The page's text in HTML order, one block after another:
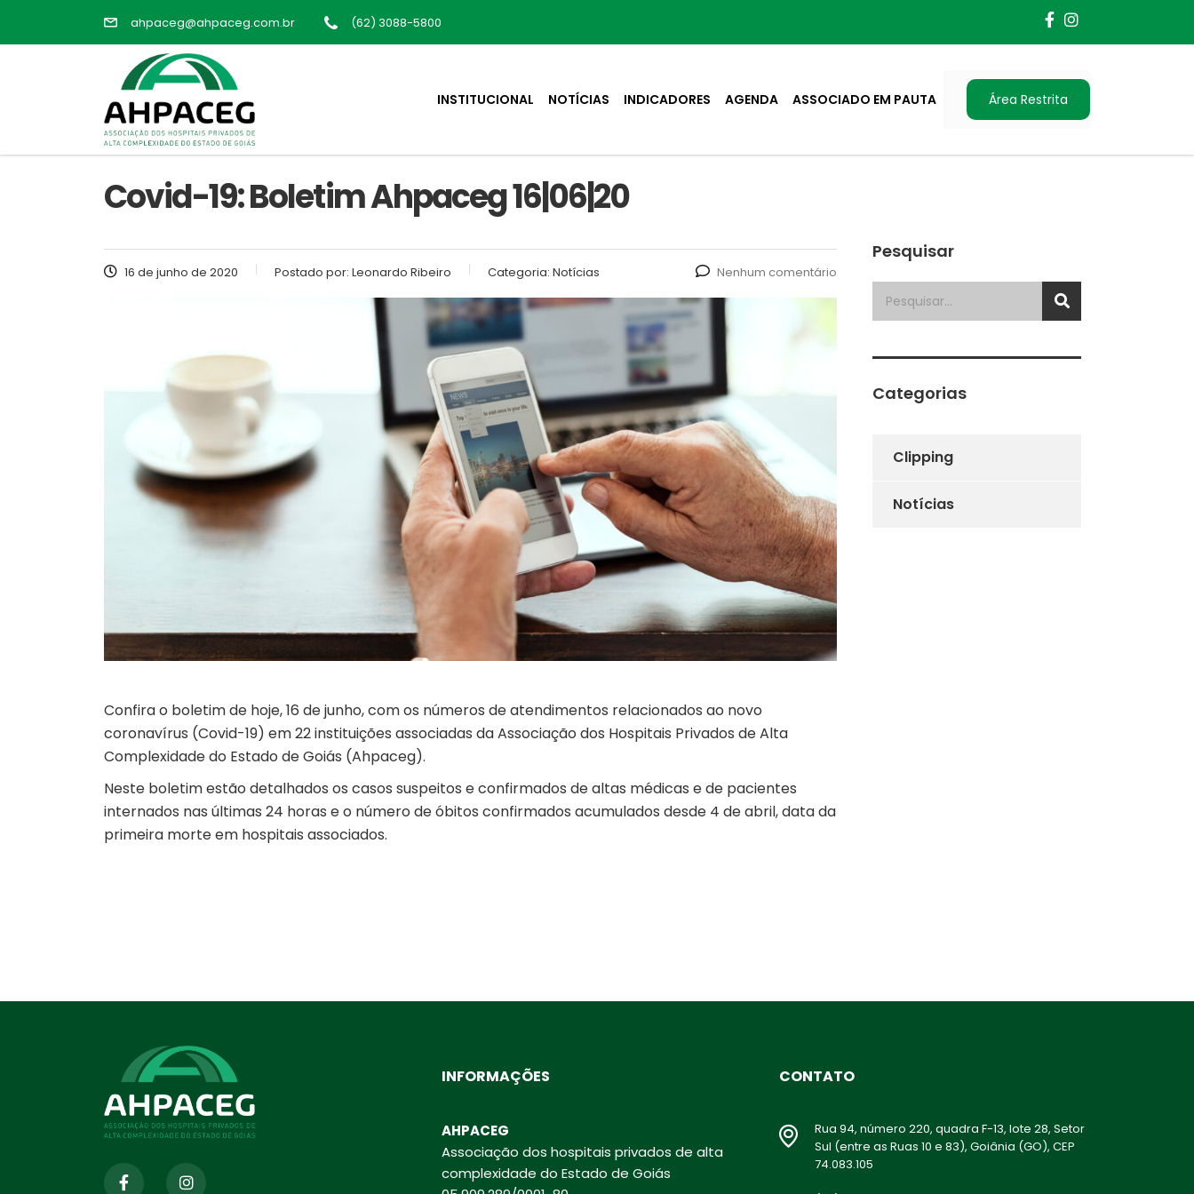
ahpaceg@ahpaceg.com.br (62) 3088-5800
INSTITUCIONAL NOTÍCIAS INDICADORES AGENDA ASSOCIADO EM PAUTA Área Restrita
Covid-19: Boletim Ahpaceg 16|06|20
16 de junho de 2020 Postado por: Leonardo Ribeiro Categoria: Notícias Nenhum comentário
Confira o boletim de hoje, 16 de junho, com os números de atendimentos relacionados ao novo
coronavírus (Covid-19) em 22 instituições associadas da Associação dos Hospitais Privados de Alta
Complexidade do Estado de Goiás (Ahpaceg).
Neste boletim estão detalhados os casos suspeitos e confirmados de altas médicas e de pacientes
internados nas últimas 24 horas e o número de óbitos confirmados acumulados desde 4 de abril, data da
primeira morte em hospitais associados.
Pesquisar
Categorias
Clipping
Notícias
INFORMAÇÕES
AHPACEG
Associação dos hospitais privados de alta
complexidade do Estado de Goiás
CONTATO
Rua 94, número 220, quadra F-13, lote 28, Setor
Sul (entre as Ruas 10 e 83), Goiânia (GO), CEP
74.083.105